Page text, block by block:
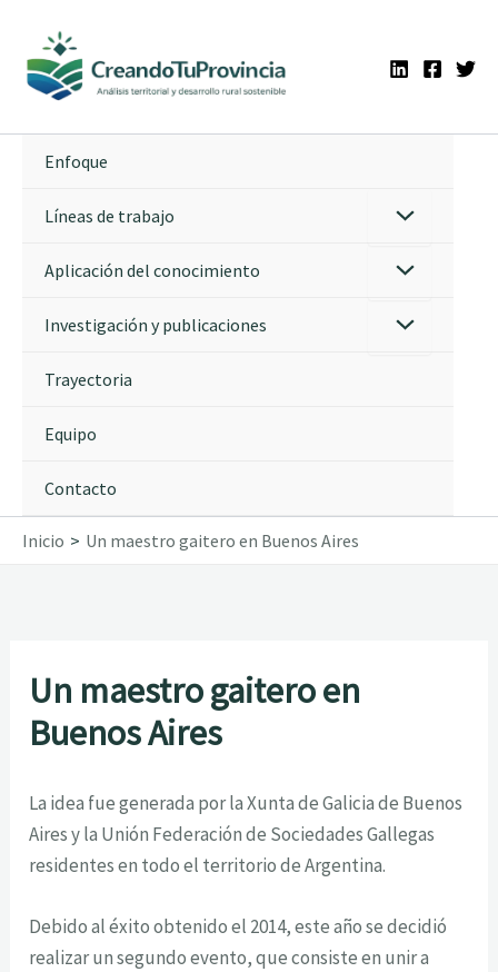
contenido
Enfoque
Líneas de trabajo
Aplicación del conocimiento
Investigación y publicaciones
Trayectoria
Equipo
Contacto
Inicio Un maestro gaitero en Buenos Aires
Un maestro gaitero en
Buenos Aires
La idea fue generada por la Xunta de Galicia de Buenos
Aires y la Unión Federación de Sociedades Gallegas
residentes en todo el territorio de Argentina.
Debido al éxito obtenido el 2014, este año se decidió
realizar un segundo evento, que consiste en unir a